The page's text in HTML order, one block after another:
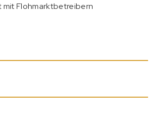
mit Flohmarktbetreibern